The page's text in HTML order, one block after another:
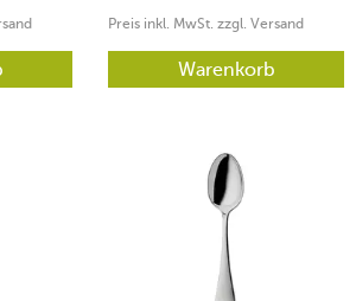
Preis inkl. MwSt. zzgl. Versand
Warenkorb